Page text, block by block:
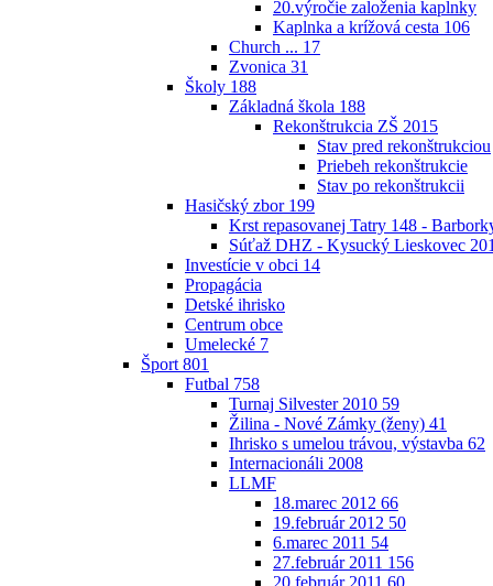
20.výročie založenia kaplnky
Kaplnka a krížová cesta 106
Church ... 17
Zvonica 31
Školy 188
Základná škola 188
Rekonštrukcia ZŠ 2015
Stav pred rekonštrukciou
Priebeh rekonštrukcie
Stav po rekonštrukcii
Hasičský zbor 199
Krst repasovanej Tatry 148 -
Súťaž DHZ - Kysucký Lieskovec
Investície v obci 14
Propagácia
Detské ihrisko
Centrum obce
Umelecké 7
Šport 801
Futbal 758
Turnaj Silvester 2010 59
Žilina - Nové Zámky (ženy) 41
Ihrisko s umelou trávou, výstavba 62
Internacionáli 2008
LLMF
18.marec 2012 66
19.február 2012 50
6.marec 2011 54
27.február 2011 156
20.február 2011 60